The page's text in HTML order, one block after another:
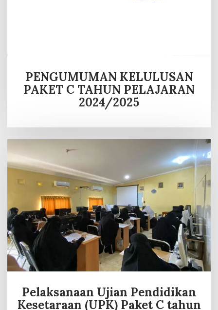
PENGUMUMAN KELULUSAN
PAKET C TAHUN PELAJARAN
2024/2025
Pelaksanaan Ujian Pendidikan
Kesetaraan (UPK) Paket C tahun